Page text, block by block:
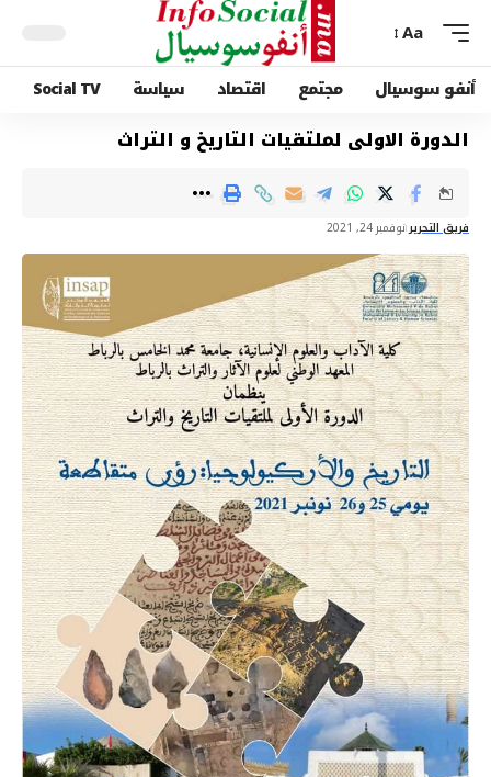
Aa
أنفو سوسيال مجتمع اقتصاد سياسة Social TV
الدورة الاولى لملتقيات التاريخ و التراث
فريق التحريرنوفمبر 24, 2021